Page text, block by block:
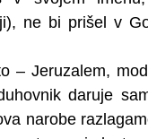
ne bi prišel v
– Jeruzalem,
daruje
narobe